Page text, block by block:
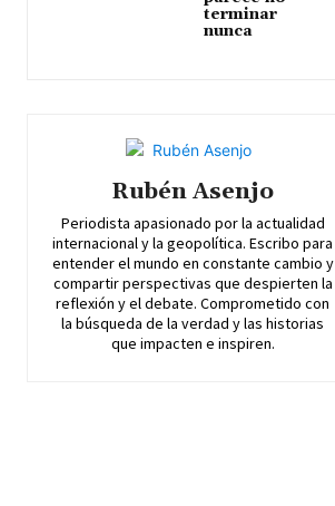
terminar
nunca
Rubén Asenjo
Periodista apasionado por la actualidad
internacional y la geopolítica. Escribo para
entender el mundo en constante cambio y
compartir perspectivas que despierten la
reflexión y el debate. Comprometido con
la búsqueda de la verdad y las historias
que impacten e inspiren.